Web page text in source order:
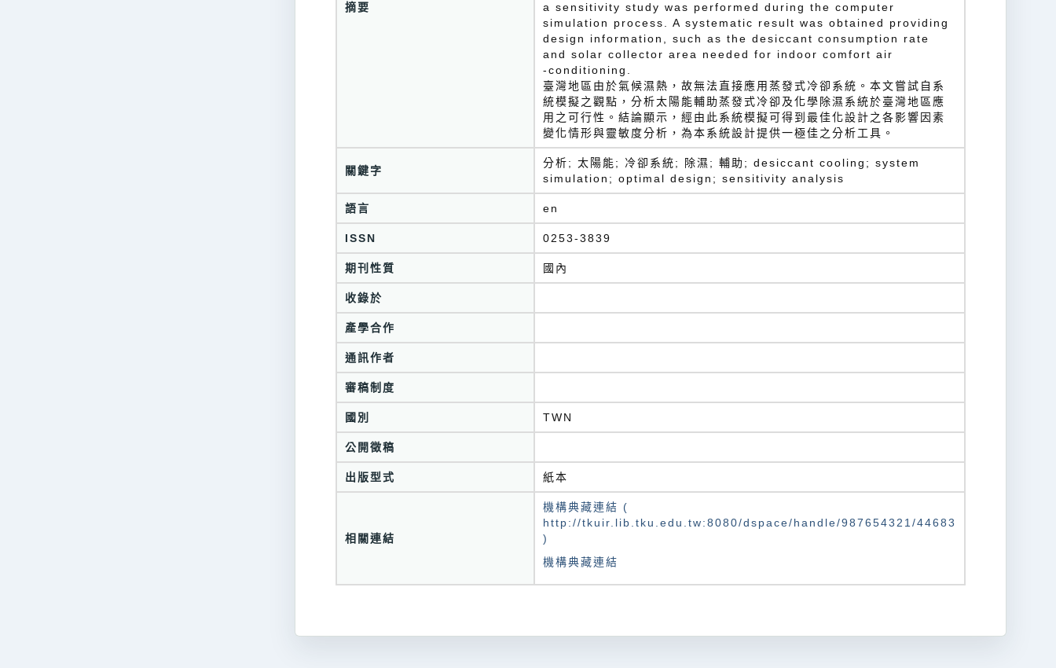
摘要
a sensitivity study was performed during the computer
simulation process. A systematic result was obtained providing
design information, such as the desiccant consumption rate
and solar collector area needed for indoor comfort air
‐conditioning.
臺灣地區由於氣候濕熱，故無法直接應用蒸發式冷卻系統。本文嘗試自系
統模擬之觀點，分析太陽能輔助蒸發式冷卻及化學除濕系統於臺灣地區應
用之可行性。結論顯示，經由此系統模擬可得到最佳化設計之各影響因素
變化情形與靈敏度分析，為本系統設計提供一極佳之分析工具。
關鍵字
分析; 太陽能; 冷卻系統; 除濕; 輔助; desiccant cooling; system
simulation; optimal design; sensitivity analysis
語言 en
ISSN 0253-3839
期刊性質 國內
收錄於
產學合作
通訊作者
審稿制度
國別 TWN
公開徵稿
出版型式 紙本
相關連結
機構典藏連結 (
http://tkuir.lib.tku.edu.tw:8080/dspace/handle/987654321/44683
)
機構典藏連結